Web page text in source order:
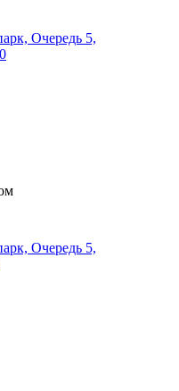
Очередь 5,
Очередь 5,